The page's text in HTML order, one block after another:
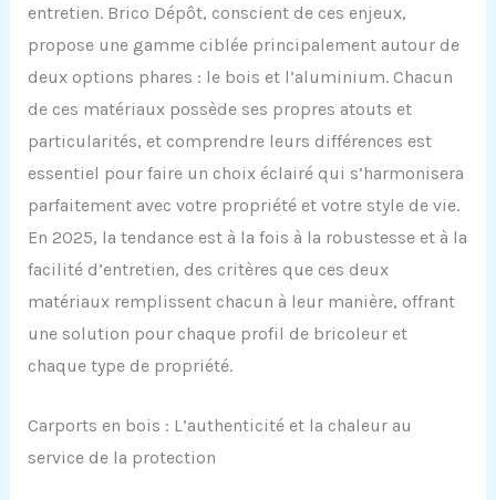
entretien. Brico Dépôt, conscient de ces enjeux,
propose une gamme ciblée principalement autour de
deux options phares : le bois et l’aluminium. Chacun
de ces matériaux possède ses propres atouts et
particularités, et comprendre leurs différences est
essentiel pour faire un choix éclairé qui s’harmonisera
parfaitement avec votre propriété et votre style de vie.
En 2025, la tendance est à la fois à la robustesse et à la
facilité d’entretien, des critères que ces deux
matériaux remplissent chacun à leur manière, offrant
une solution pour chaque profil de bricoleur et
chaque type de propriété.
Carports en bois : L’authenticité et la chaleur au
service de la protection